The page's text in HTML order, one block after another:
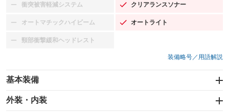
衝突被害軽減システム
：装備なし クリアランスソナー
：装備あり
オートマチックハイビーム
：装備なし オートライト
：装備あり
頸部衝撃緩和ヘッドレスト
：装備なし
装備略号／用語解説
基本装備
エアバッグ：運転席/助手席/サイド
：装備あり
外装・内装